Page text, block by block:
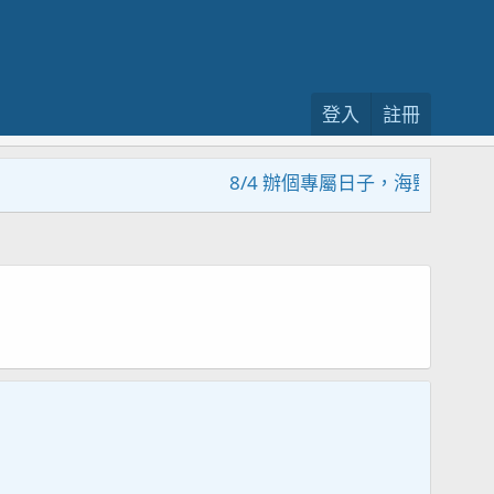
登入 註冊
8/4 辦個專屬日子，海鹽回饋活